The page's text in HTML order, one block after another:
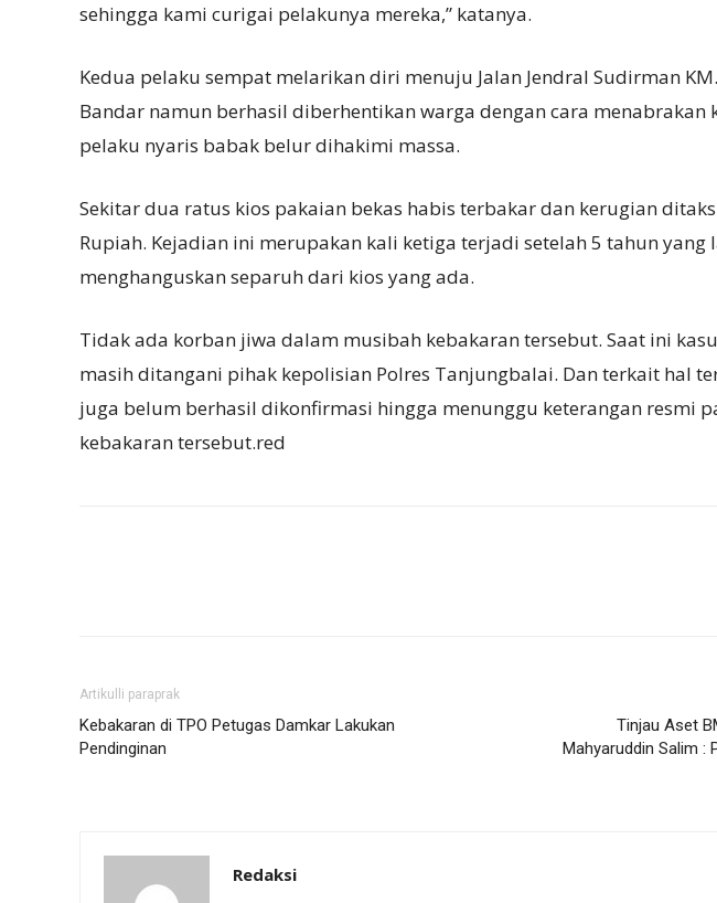
sehingga kami curigai pelakunya mereka,” katanya.
Kedua pelaku sempat melarikan diri menuju Jalan Jendral Sudirman
Bandar namun berhasil diberhentikan warga dengan cara menabrakan
pelaku nyaris babak belur dihakimi massa.
Sekitar dua ratus kios pakaian bekas habis terbakar dan kerugian
Rupiah. Kejadian ini merupakan kali ketiga terjadi setelah 5 tahun yang
menghanguskan separuh dari kios yang ada.
Tidak ada korban jiwa dalam musibah kebakaran tersebut. Saat ini
masih ditangani pihak kepolisian Polres Tanjungbalai. Dan terkait hal
juga belum berhasil dikonfirmasi hingga menunggu keterangan resmi
kebakaran tersebut.red
Artikulli paraprak
Kebakaran di TPO Petugas Damkar Lakukan
Pendinginan
Tinjau Aset
Mahyaruddin Salim :
Redaksi